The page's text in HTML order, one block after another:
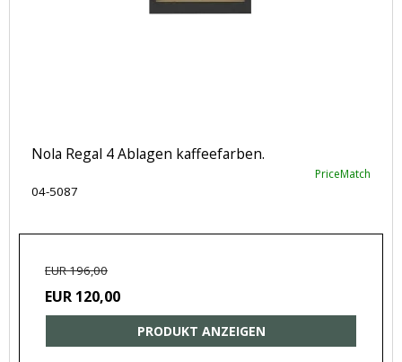
Nola Regal 4 Ablagen kaffeefarben.
PriceMatch
04-5087
EUR 196,00
EUR 120,00
PRODUKT ANZEIGEN